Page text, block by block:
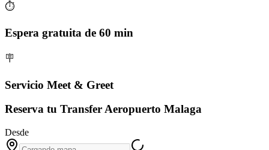
⏱️
Espera gratuita de 60 min
🪧
Servicio Meet & Greet
Reserva tu Transfer Aeropuerto Malaga
Desde